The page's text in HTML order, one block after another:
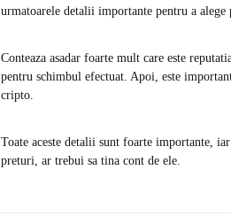
urmatoarele detalii importante pentru a
Conteaza asadar foarte mult care este
pentru schimbul efectuat. Apoi, este
cripto.
Toate aceste detalii sunt foarte importante,
preturi, ar trebui sa tina cont de ele.